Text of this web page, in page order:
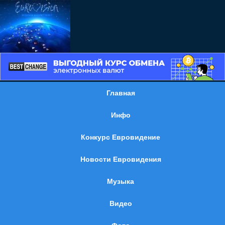
Главная
Инфо
Конкурс Евровидение
Новости Евровидения
Музыка
Видео